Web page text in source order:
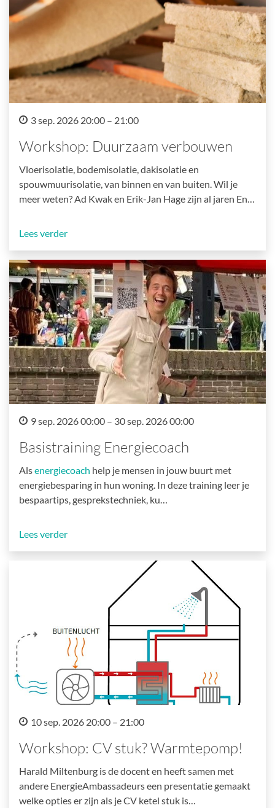
3 sep. 2026 20:00 – 21:00
Workshop: Duurzaam verbouwen
Vloerisolatie, bodemisolatie, dakisolatie en
spouwmuurisolatie, van binnen en van buiten. Wil je
meer weten? Ad Kwak en Erik-Jan Hage zijn al jaren En…
Lees verder
9 sep. 2026 00:00 – 30 sep. 2026 00:00
Basistraining Energiecoach
Alsenergiecoach help je mensen in jouw buurt met
energiebesparing in hun woning. In deze training leer je
bespaartips, gesprekstechniek, ku…
Lees verder
10 sep. 2026 20:00 – 21:00
Workshop: CV stuk? Warmtepomp!
Harald Miltenburg is de docent en heeft samen met
andere EnergieAmbassadeurs een presentatie gemaakt
welke opties er zijn als je CV ketel stuk is…